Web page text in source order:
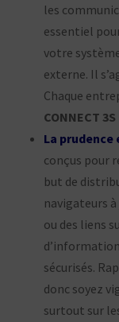
les
essentiel
votre
externe. Il
Chaque
CONNECT 3S
La prudence
conçus pour
but de
navigateurs
ou des liens
sécurisés.
donc soyez
surtout sur